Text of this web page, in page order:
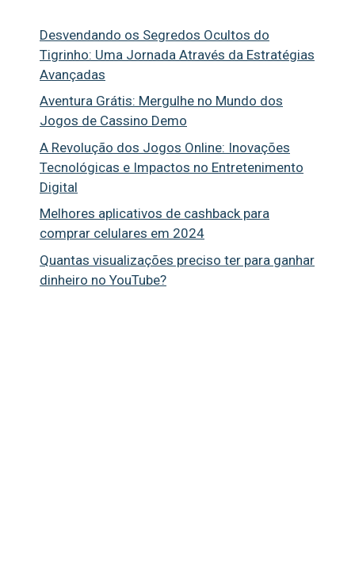
Desvendando os Segredos Ocultos do
Tigrinho: Uma Jornada Através da Estratégias
Avançadas
Aventura Grátis: Mergulhe no Mundo dos
Jogos de Cassino Demo
A Revolução dos Jogos Online: Inovações
Tecnológicas e Impactos no Entretenimento
Digital
Melhores aplicativos de cashback para
comprar celulares em 2024
Quantas visualizações preciso ter para ganhar
dinheiro no YouTube?